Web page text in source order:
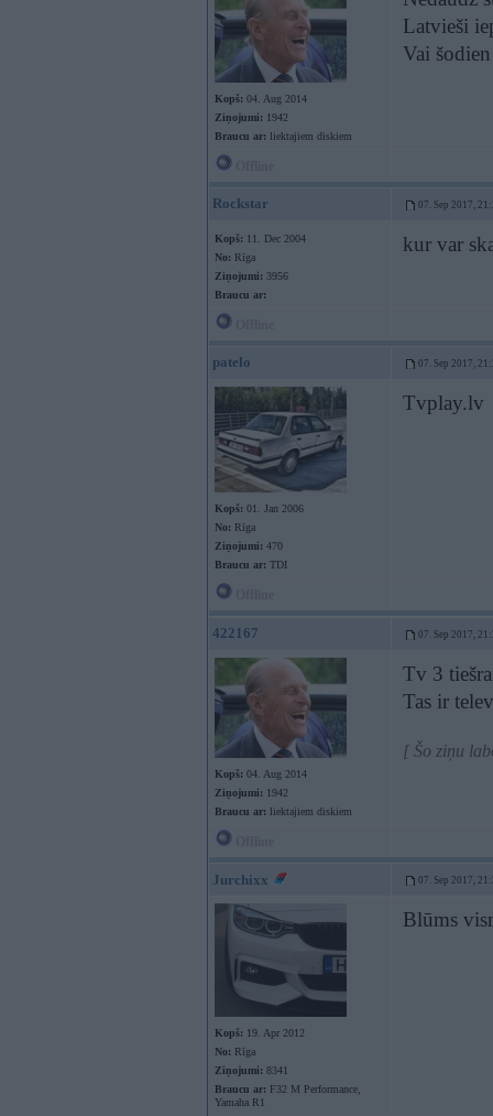
Kopš: 04. Aug 2014
Ziņojumi: 1942
Braucu ar: liektajiem diskiem
Latvieši
Vai
Rockstar 07. Sep 2017,
Kopš: 11. Dec 2004
No: Rīga
Ziņojumi: 3956
Braucu ar:
kur var
patelo 07. Sep 2017,
Kopš: 01. Jan 2006
No: Rīga
Ziņojumi: 470
Braucu ar: TDI
Tvplay.lv
422167 07. Sep 2017,
Kopš: 04. Aug 2014
Ziņojumi: 1942
Braucu ar: liektajiem diskiem
Tv 3
Tas ir
[ Šo ziņu
Jurchixx 07. Sep 2017,
Kopš: 19. Apr 2012
No: Rīga
Ziņojumi: 8341
Braucu ar: F32 M Performance,
Yamaha R1
Blūms